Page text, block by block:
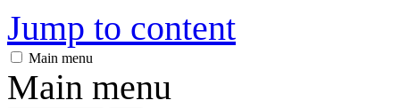
Jump to content
Main menu
Main menu